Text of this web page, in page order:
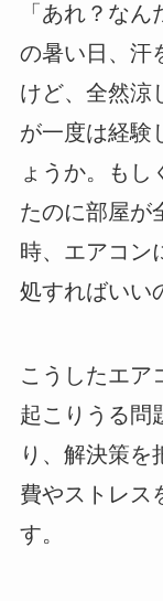
「あれ？な
の暑い日、汗
けど、全然涼
が一度は経験
ょうか。もし
たのに部屋が
時、エアコン
処すればいい
こうしたエア
起こりうる問
り、解決策を
費やストレス
す。